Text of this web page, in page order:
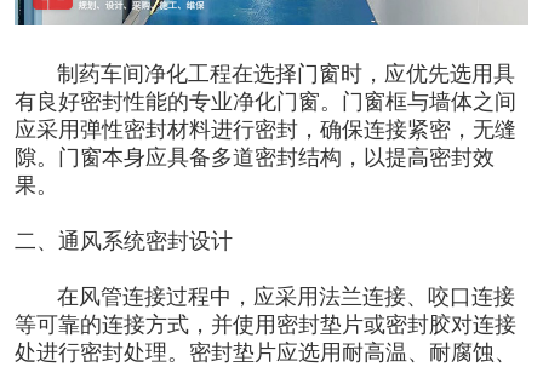
制药车间净化工程在选择门窗时，应优先选用具
有良好密封性能的专业净化门窗。门窗框与墙体之间
应采用弹性密封材料进行密封，确保连接紧密，无缝
隙。门窗本身应具备多道密封结构，以提高密封效
果。
二、通风系统密封设计
在风管连接过程中，应采用法兰连接、咬口连接
等可靠的连接方式，并使用密封垫片或密封胶对连接
处进行密封处理。密封垫片应选用耐高温、耐腐蚀、